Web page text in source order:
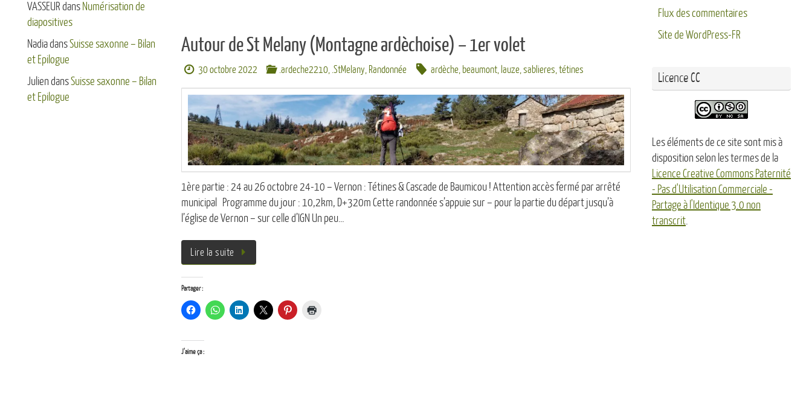
Autour de St Melany (Montagne ardèchoise) – 1er volet
30 octobre 2022 .ardeche2210, .StMelany, Randonnée ardèche, beaumont, lauze,sablieres,tétines
1ère partie : 24 au 26 octobre 24-10 – Vernon : Tétines & Cascade de Baumicou ! Attention accès fermé par arrêté
municipal Programme du jour : 10,2km, D+320m Cette randonnée s’appuie sur – pour la partie du départ jusqu’à
l’église de Vernon – sur celle d’IGN Un peu…
Lire la suite
Partager :
J’aime ça :
VASSEUR dans Numérisation de
diapositives
NadiadansSuisse saxonne – Bilan
et Epilogue
Julien dansSuisse saxonne – Bilan
et Epilogue
Flux des commentaires
Site de WordPress-FR
Licence CC
Les éléments de ce site sont mis à
disposition selon les termes de la
Licence Creative Commons Paternité
- Pas d'Utilisation Commerciale -
Partage à l'Identique 3.0 non
transcrit